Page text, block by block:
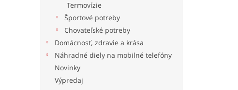
Termovízie
Športové potreby
Chovateľské potreby
Domácnosť, zdravie a krása
Náhradné diely na mobilné telefóny
Novinky
Výpredaj